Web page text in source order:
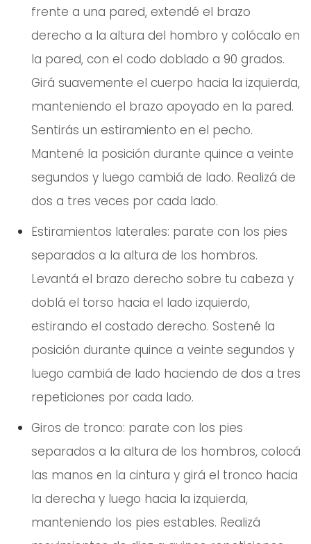
frente a una pared, extendé el brazo
derecho a la altura del hombro y colócalo en
la pared, con el codo doblado a 90 grados.
Girá suavemente el cuerpo hacia la izquierda,
manteniendo el brazo apoyado en la pared.
Sentirás un estiramiento en el pecho.
Mantené la posición durante quince a veinte
segundos y luego cambiá de lado. Realizá de
dos a tres veces por cada lado.
Estiramientos laterales: parate con los pies
separados a la altura de los hombros.
Levantá el brazo derecho sobre tu cabeza y
doblá el torso hacia el lado izquierdo,
estirando el costado derecho. Sostené la
posición durante quince a veinte segundos y
luego cambiá de lado haciendo de dos a tres
repeticiones por cada lado.
Giros de tronco: parate con los pies
separados a la altura de los hombros, colocá
las manos en la cintura y girá el tronco hacia
la derecha y luego hacia la izquierda,
manteniendo los pies estables. Realizá